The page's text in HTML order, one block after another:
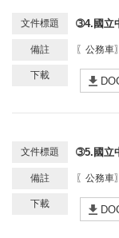
➂4.國立
〖公務車
➂5.國立
〖公務車